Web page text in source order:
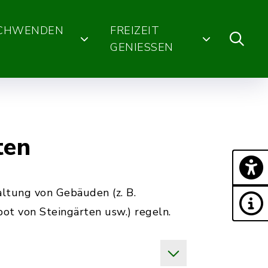
FREIZEIT
GENIESSEN
von Gebäuden (z. B.
von Steingärten usw.) regeln.